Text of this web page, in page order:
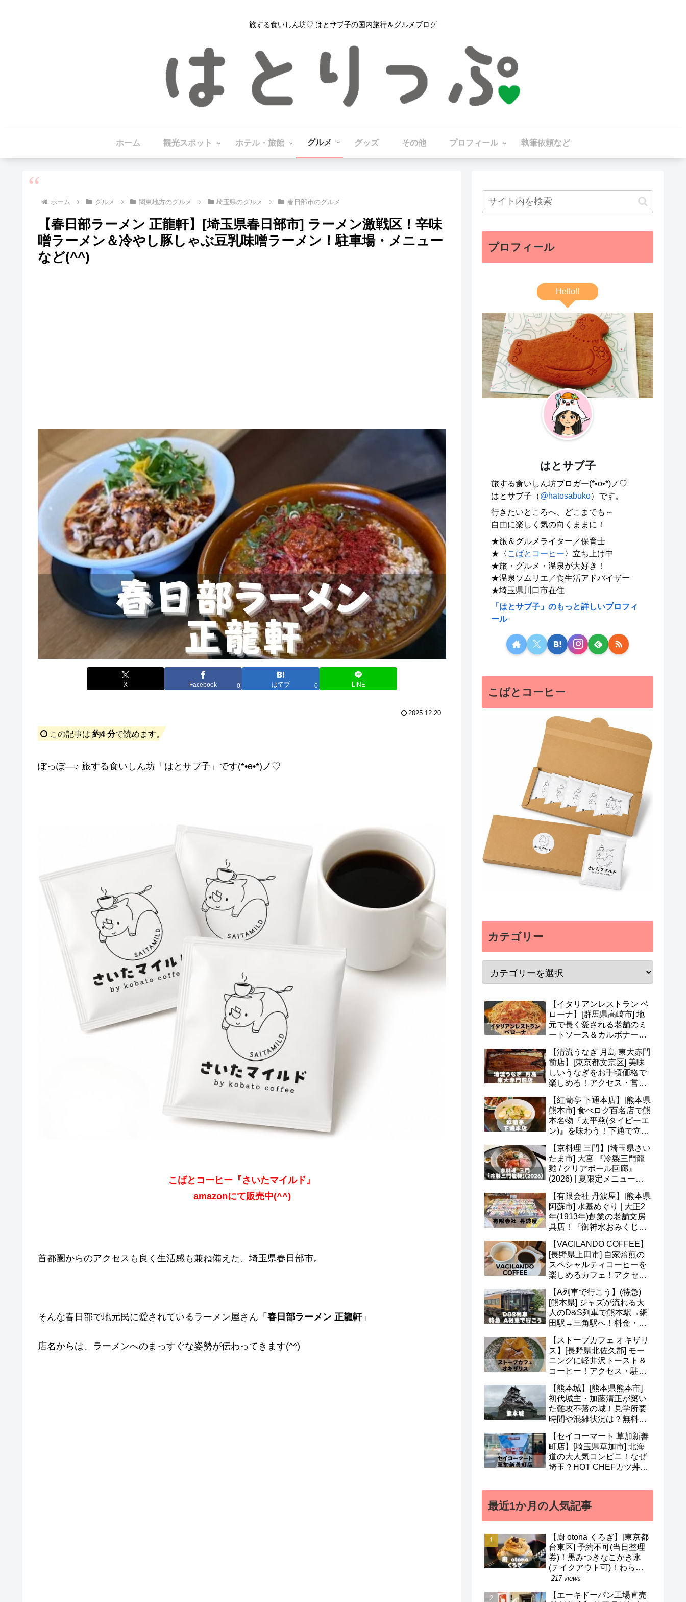
旅する食いしん坊♡ はとサブ子の国内旅行＆グルメブログ
ホーム 観光スポット ホテル・旅館 グルメ グッズ その他 プロフィール 執筆依頼など
ホーム グルメ 関東地方のグルメ 埼玉県のグルメ 春日部市のグルメ
【春日部ラーメン 正龍軒】[埼玉県春日部市] ラーメン激戦区！辛味
噌ラーメン＆冷やし豚しゃぶ豆乳味噌ラーメン！駐車場・メニュー
など(^^)
X Facebook 0 はてブ 0 LINE
2025.12.20
この記事は 約4 分で読めます。
ぽっぽ―♪ 旅する食いしん坊「はとサブ子」です(*•ө•*)ノ♡
こばとコーヒー『さいたマイルド』
amazonにて販売中(^^)
首都圏からのアクセスも良く生活感も兼ね備えた、埼玉県春日部市。
そんな春日部で地元民に愛されているラーメン屋さん「 春日部ラーメン 正龍軒」
店名からは、ラーメンへのまっすぐな姿勢が伝わってきます(^^)
プロフィール
Hello!!
はとサブ子
旅する食いしん坊ブロガー(*•ө•*)ノ♡
はとサブ子（@hatosabuko）です。
行きたいところへ、どこまでも～
自由に楽しく気の向くままに！
★旅＆グルメライター／保育士
★〈 こばとコーヒー〉立ち上げ中
★旅・グルメ・温泉が大好き！
★温泉ソムリエ／食生活アドバイザー
★埼玉県川口市在住
「はとサブ子」のもっと詳しいプロフィ
ール
こばとコーヒー
カテゴリー
【イタリアンレストラン ベ
ローナ】[群馬県高崎市] 地
元で長く愛される老舗のミ
ートソース＆カルボナー
ニュー・予約など(*^^*)
【清流うなぎ 月島 東大赤門
前店】[東京都文京区] 美味
しいうなぎをお手頃価格で
楽しめる！アクセス・営業
予約など(^^)
【紅蘭亭 下通本店】[熊本県
熊本市] 食べログ百名店で熊
本名物『太平燕(タイピーエ
ン)』を味わう！下通で立ち
【京料理 三門】[埼玉県さい
たま市] 大宮 『冷製三門龍
麺 / クリアボール回廊』
(2026) | 夏限定メニュー＆
【有限会社 丹波屋】[熊本県
阿蘇市] 水基めぐり | 大正2
年(1913年)創業の老舗文房
具店！『御神水おみくじ』
など(^^)
【VACILANDO COFFEE】
[長野県上田市] 自家焙煎の
スペシャルティコーヒーを
楽しめるカフェ！アクセ
ニューなど(^v^)
【A列車で行こう】(特急)
[熊本県] ジャズが流れる大
人のD&S列車で熊本駅→網
田駅→三角駅へ！料金・予
ーなど(^^)
【ストーブカフェ オキザリ
ス】[長野県北佐久郡] モー
ニングに軽井沢トースト＆
コーヒー！アクセス・駐車
ど(^^)
【熊本城】[熊本県熊本市]
初代城主・加藤清正が築い
た難攻不落の城！見学所要
時間や混雑状況は？無料ガ
中(^v^)
【セイコーマート 草加新善
町店】[埼玉県草加市] 北海
道の大人気コンビニ！なぜ
埼玉？HOT CHEFカツ丼・
最近1か月の人気記事
【廚 otona くろぎ】[東京都
台東区] 予約不可(当日整理
券)！黒みつきなこかき氷
(テイクアウト可)！わらび
餅などのメニューも(^^)/
217 views
【エーキドーパン工場直売